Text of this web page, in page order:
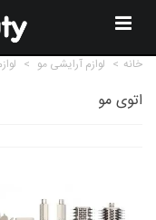
خانه > لوازم آرایشی مو >
اتوی مو